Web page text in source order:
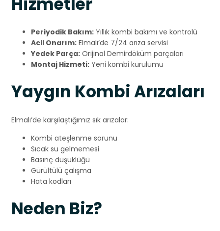
Periyodik Bakım: Yıllık kombi bakımı ve kontrolü
Acil Onarım: Elmalı’de 7/24 arıza servisi
Yedek Parça: Orijinal Demirdöküm parçaları
Montaj Hizmeti: Yeni kombi kurulumu
Yaygın Kombi Arızaları
Elmalı’de karşılaştığımız sık arızalar:
Kombi ateşlenme sorunu
Sıcak su gelmemesi
Basınç düşüklüğü
Gürültülü çalışma
Hata kodları
Neden Biz?